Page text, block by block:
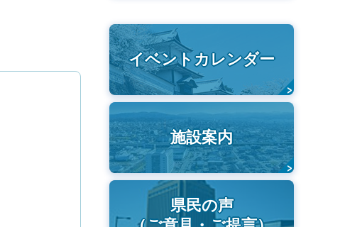
イベントカレンダー
施設案内
県民の声